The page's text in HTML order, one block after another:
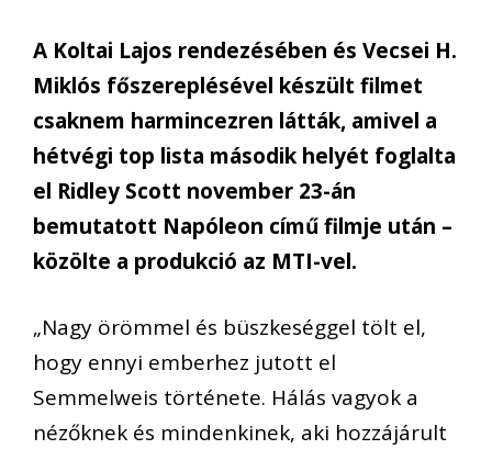
A Koltai Lajos rendezésében és Vecsei H.
Miklós főszereplésével készült filmet
csaknem harmincezren látták, amivel a
hétvégi top lista második helyét foglalta
el Ridley Scott november 23-án
bemutatott Napóleon című filmje után –
közölte a produkció az MTI-vel.
„Nagy örömmel és büszkeséggel tölt el,
hogy ennyi emberhez jutott el
Semmelweis története. Hálás vagyok a
nézőknek és mindenkinek, aki hozzájárult